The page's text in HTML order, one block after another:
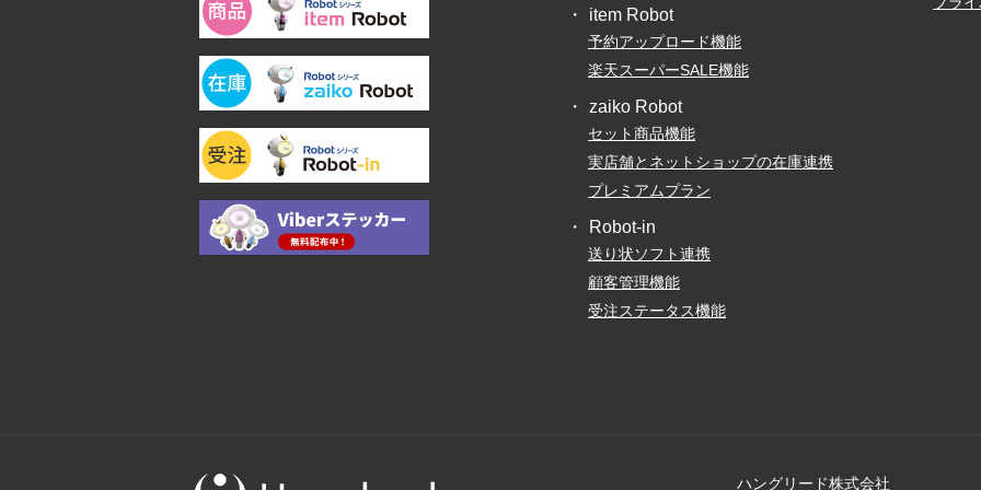
item Robot
予約アップロード機能
楽天スーパーSALE機能
zaiko Robot
セット商品機能
実店舗とネットショップの在庫連携
プレミアムプラン
Robot-in
送り状ソフト連携
顧客管理機能
受注ステータス機能
ハングリード株式会社